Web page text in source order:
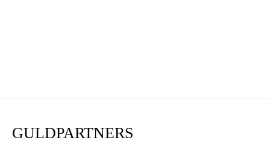
GULDPARTNERS